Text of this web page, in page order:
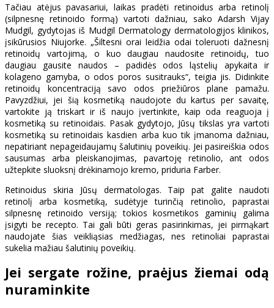
Tačiau atėjus pavasariui, laikas pradėti retinoidus arba retinolį
(silpnesnę retinoido formą) vartoti dažniau, sako Adarsh ​​Vijay
Mudgil, gydytojas iš Mudgil Dermatology dermatologijos klinikos,
įsikūrusios Niujorke. „Šiltesni orai leidžia odai toleruoti dažnesnį
retinoidų vartojimą, o kuo daugiau naudosite retinoidų, tuo
daugiau gausite naudos – padidės odos ląstelių apykaita ir
kolageno gamyba, o odos poros susitrauks“, teigia jis. Didinkite
retinoidų koncentraciją savo odos priežiūros plane pamažu.
Pavyzdžiui, jei šią kosmetiką naudojote du kartus per savaitę,
vartokite ją triskart ir iš naujo įvertinkite, kaip oda reaguoja į
kosmetiką su retinoidais. Pasak gydytojo, Jūsų tikslas yra vartoti
kosmetiką su retinoidais kasdien arba kuo tik įmanoma dažniau,
nepatiriant nepageidaujamų šalutinių poveikių. Jei pasireiškia odos
sausumas arba pleiskanojimas, pavartoję retinolio, ant odos
užtepkite sluoksnį drėkinamojo kremo, priduria Farber.
Retinoidus skiria Jūsų dermatologas. Taip pat galite naudoti
retinolį arba kosmetiką, sudėtyje turinčią retinolio, paprastai
silpnesnę retinoido versiją; tokios kosmetikos gaminių galima
įsigyti be recepto. Tai gali būti geras pasirinkimas, jei pirmąkart
naudojate šias veikliąsias medžiagas, nes retinoliai paprastai
sukelia mažiau šalutinių poveikių.
Jei sergate rožine, praėjus žiemai odą
nuraminkite